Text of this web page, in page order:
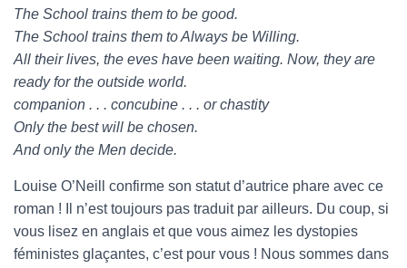
The School trains them to be good.
The School trains them to Always be Willing.
All their lives, the eves have been waiting. Now, they are
ready for the outside world.
companion . . . concubine . . . or chastity
Only the best will be chosen.
And only the Men decide.
Louise O’Neill confirme son statut d’autrice phare avec ce
roman ! Il n’est toujours pas traduit par ailleurs. Du coup, si
vous lisez en anglais et que vous aimez les dystopies
féministes glaçantes, c’est pour vous ! Nous sommes dans